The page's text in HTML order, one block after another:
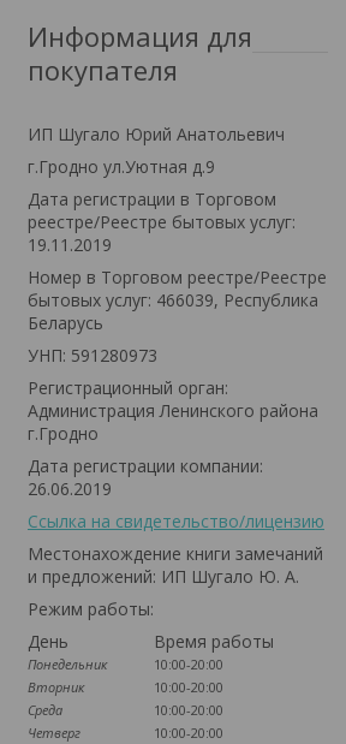
Информация для
покупателя
ИП Шугало Юрий Анатольевич
г.Гродно ул.Уютная д.9
Дата регистрации в Торговом
реестре/Реестре бытовых услуг:
19.11.2019
Номер в Торговом реестре/Реестре
бытовых услуг: 466039, Республика
Беларусь
УНП: 591280973
Регистрационный орган:
Администрация Ленинского района
г.Гродно
Дата регистрации компании:
26.06.2019
Ссылка на свидетельство/лицензию
Местонахождение книги замечаний
и предложений: ИП Шугало Ю. А.
Режим работы:
День
Время работы
Понедельник
10:00-20:00
Вторник
10:00-20:00
Среда
10:00-20:00
Четверг
10:00-20:00